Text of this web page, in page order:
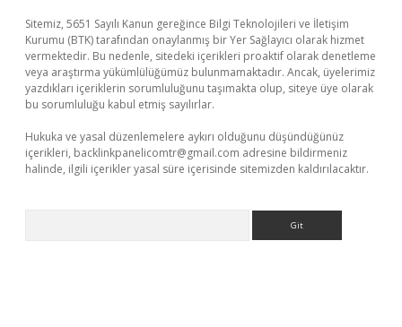
Sitemiz, 5651 Sayılı Kanun gereğince Bilgi Teknolojileri ve İletişim
Kurumu (BTK) tarafından onaylanmış bir Yer Sağlayıcı olarak hizmet
vermektedir. Bu nedenle, sitedeki içerikleri proaktif olarak denetleme
veya araştırma yükümlülüğümüz bulunmamaktadır. Ancak, üyelerimiz
yazdıkları içeriklerin sorumluluğunu taşımakta olup, siteye üye olarak
bu sorumluluğu kabul etmiş sayılırlar.
Hukuka ve yasal düzenlemelere aykırı olduğunu düşündüğünüz
içerikleri, backlinkpanelicomtr@gmail.com adresine bildirmeniz
halinde, ilgili içerikler yasal süre içerisinde sitemizden kaldırılacaktır.